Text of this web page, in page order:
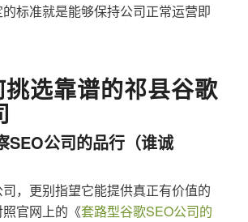
标准就是能够保持公司正常运营即
选靠谱的祁县谷歌
SEO公司的品行（谁诚
，更别指望它能提供真正有价值的
官网上的《套路型谷歌SEO公司的